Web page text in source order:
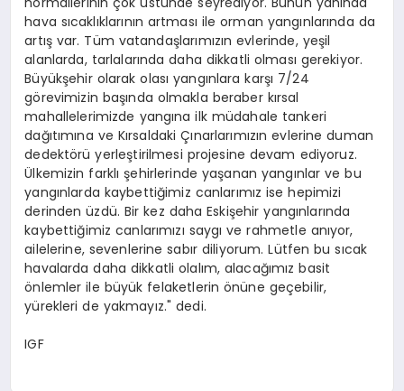
hava sıcaklıklarının artması ile orman yangınlarında da
artış var. Tüm vatandaşlarımızın evlerinde, yeşil
alanlarda, tarlalarında daha dikkatli olması gerekiyor.
Büyükşehir olarak olası yangınlara karşı 7/24
görevimizin başında olmakla beraber kırsal
mahallelerimizde yangına ilk müdahale tankeri
dağıtımına ve Kırsaldaki Çınarlarımızın evlerine duman
dedektörü yerleştirilmesi projesine devam ediyoruz.
Ülkemizin farklı şehirlerinde yaşanan yangınlar ve bu
yangınlarda kaybettiğimiz canlarımız ise hepimizi
derinden üzdü. Bir kez daha Eskişehir yangınlarında
kaybettiğimiz canlarımızı saygı ve rahmetle anıyor,
ailelerine, sevenlerine sabır diliyorum. Lütfen bu sıcak
havalarda daha dikkatli olalım, alacağımız basit
önlemler ile büyük felaketlerin önüne geçebilir,
yürekleri de yakmayız." dedi.
IGF